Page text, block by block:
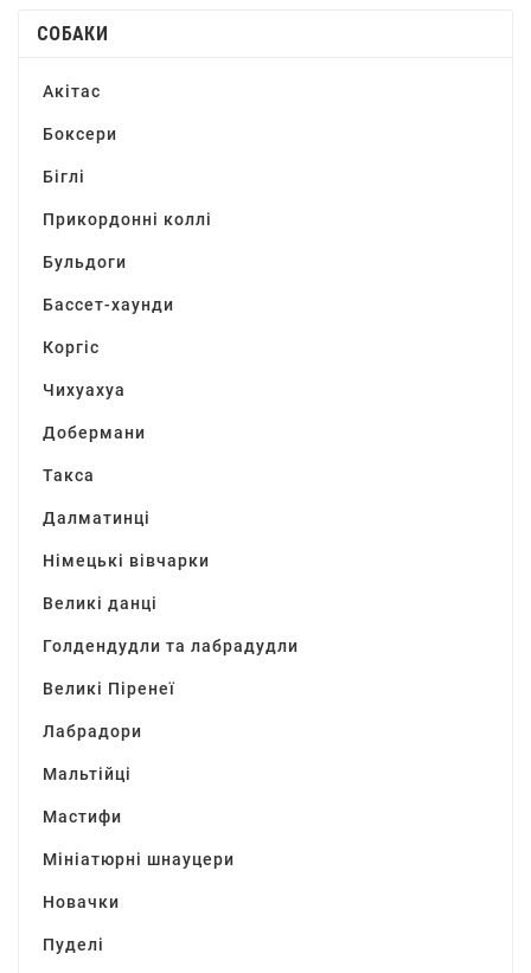
СОБАКИ
Акітас
Боксери
Біглі
Прикордонні коллі
Бульдоги
Бассет-хаунди
Коргіс
Чихуахуа
Добермани
Такса
Далматинці
Німецькі вівчарки
Великі данці
Голдендудли та лабрадудли
Великі Піренеї
Лабрадори
Мальтійці
Мастифи
Мініатюрні шнауцери
Новачки
Пуделі